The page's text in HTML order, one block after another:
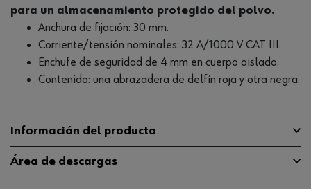
para un almacenamiento protegido del polvo.
Anchura de fijación: 30 mm.
Corriente/tensión nominales: 32 A/1000 V CAT III.
Enchufe de seguridad de 4 mm en cuerpo aislado.
Contenido: una abrazadera de delfín roja y otra negra.
Información del producto
Corriente nominal máxima 32 A
Área de descargas